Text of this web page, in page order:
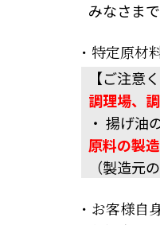
みなさま
・特定原材
【ご注意
調理場、
・ 揚げ油
原料の製
（製造元
・お客様自